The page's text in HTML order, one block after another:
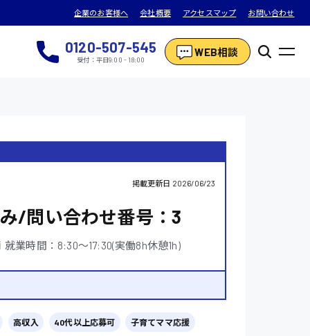
企業のお客様へ 会社概要 アクセスマップ お問い合わせ
0120-507-545
受付：平日9:00 - 18:00
WEB相談
掲載更新日 2026/06/23
/問い合わせ番号：3
就業時間：8:30〜17:30(実働8h休憩1h)
高収入 40代以上応募可 子育てママ応援